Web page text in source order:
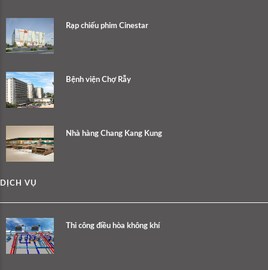
Rạp chiếu phim Cinestar
Bệnh viện Chợ Rẫy
Nhà hàng Chang Kang Kung
DỊCH VỤ
Thi công điều hòa không khí